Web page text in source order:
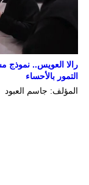
رالا العويس.. نموذج
التمور بالأحساء
المؤلف: جاسم العبود